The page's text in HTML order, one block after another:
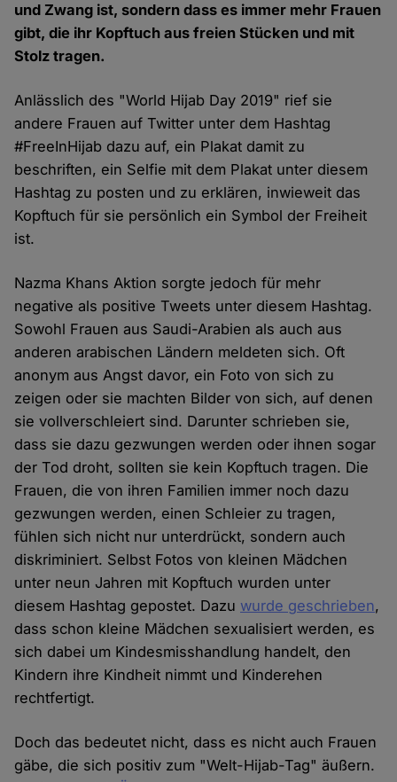
und Zwang ist, sondern dass es immer mehr Frauen
gibt, die ihr Kopftuch aus freien Stücken und mit
Stolz tragen.
Anlässlich des "World Hijab Day 2019" rief sie
andere Frauen auf Twitter unter dem Hashtag
#FreeInHijab dazu auf, ein Plakat damit zu
beschriften, ein Selfie mit dem Plakat unter diesem
Hashtag zu posten und zu erklären, inwieweit das
Kopftuch für sie persönlich ein Symbol der Freiheit
ist.
Nazma Khans Aktion sorgte jedoch für mehr
negative als positive Tweets unter diesem Hashtag.
Sowohl Frauen aus Saudi-Arabien als auch aus
anderen arabischen Ländern meldeten sich. Oft
anonym aus Angst davor, ein Foto von sich zu
zeigen oder sie machten Bilder von sich, auf denen
sie vollverschleiert sind. Darunter schrieben sie,
dass sie dazu gezwungen werden oder ihnen sogar
der Tod droht, sollten sie kein Kopftuch tragen. Die
Frauen, die von ihren Familien immer noch dazu
gezwungen werden, einen Schleier zu tragen,
fühlen sich nicht nur unterdrückt, sondern auch
diskriminiert. Selbst Fotos von kleinen Mädchen
unter neun Jahren mit Kopftuch wurden unter
diesem Hashtag gepostet. Dazu wurde geschrieben,
dass schon kleine Mädchen sexualisiert werden, es
sich dabei um Kindesmisshandlung handelt, den
Kindern ihre Kindheit nimmt und Kinderehen
rechtfertigt.
Doch das bedeutet nicht, dass es nicht auch Frauen
gäbe, die sich positiv zum "Welt-Hijab-Tag" äußern.